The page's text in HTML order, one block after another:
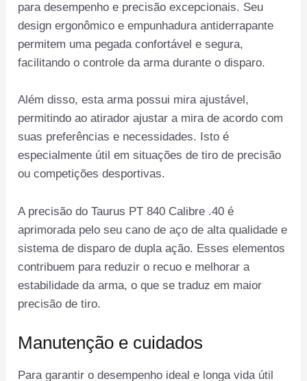
para desempenho e precisão excepcionais. Seu
design ergonômico e empunhadura antiderrapante
permitem uma pegada confortável e segura,
facilitando o controle da arma durante o disparo.
Além disso, esta arma possui mira ajustável,
permitindo ao atirador ajustar a mira de acordo com
suas preferências e necessidades. Isto é
especialmente útil em situações de tiro de precisão
ou competições desportivas.
A precisão do Taurus PT 840 Calibre .40 é
aprimorada pelo seu cano de aço de alta qualidade e
sistema de disparo de dupla ação. Esses elementos
contribuem para reduzir o recuo e melhorar a
estabilidade da arma, o que se traduz em maior
precisão de tiro.
Manutenção e cuidados
Para garantir o desempenho ideal e longa vida útil